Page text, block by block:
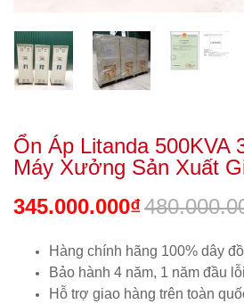
Ổn Áp Litanda 500KVA
Máy Xưởng Sản Xuất
345.000.000₫
Hàng chính hãng 100% dây
Bảo hành 4 năm, 1 năm đầu
Hỗ trợ giao hàng trên toàn